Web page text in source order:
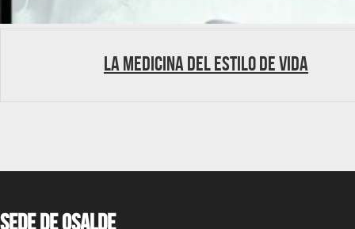
La medicina del estilo de vida
Sede de OSALDE